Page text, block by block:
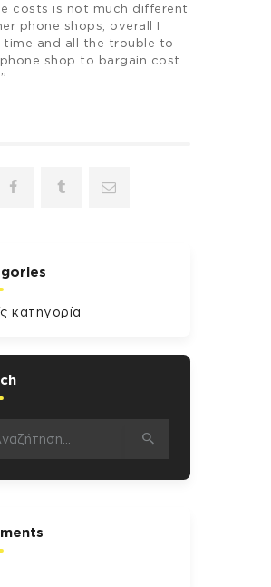
costs is not much different
phone shops, overall I
time and all the trouble to
shop to bargain cost
κατηγορία